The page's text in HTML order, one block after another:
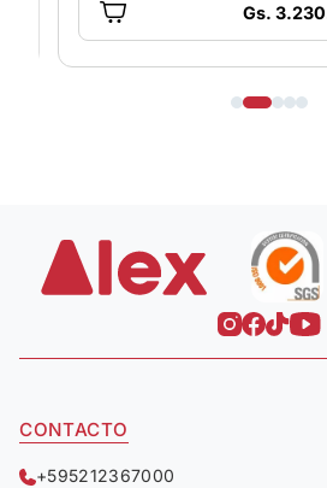
Gs.
CONTACTO
+595212367000